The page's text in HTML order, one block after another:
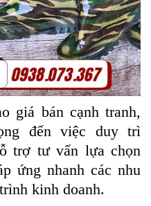
giá bán cạnh tranh,
đến việc duy trì
trợ tư vấn lựa chọn
ứng nhanh các nhu
kinh doanh.